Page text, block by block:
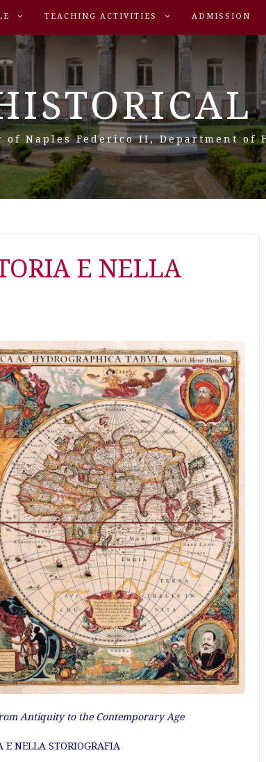
TEACHING ACTIVITIES ADMISSION
of Naples Federico II, Department of
E NELLA
Antiquity to the Contemporary Age
NELLA STORIOGRAFIA